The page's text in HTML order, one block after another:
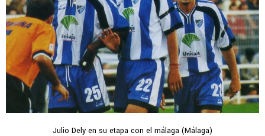
Julio Dely en su etapa con el málaga (Málaga)